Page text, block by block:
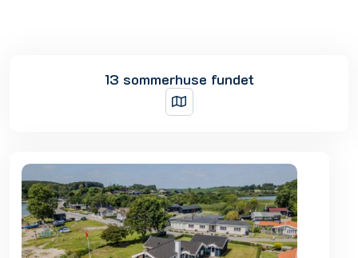
13 sommerhuse fundet